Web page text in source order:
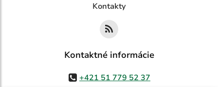
Kontakty
Kontaktné informácie
+421 51 779 52 37